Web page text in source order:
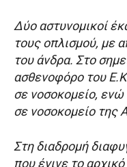
Δύο αστυνομικοί
τους οπλισμού, με
του άνδρα. Στο
ασθενοφόρο του
σε νοσοκομείο, ενώ
σε νοσοκομείο της
Στη διαδρομή
που έγινε το